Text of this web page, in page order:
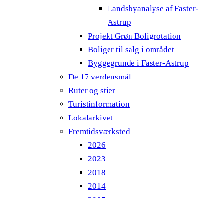
Landsbyanalyse af Faster-
Astrup
Projekt Grøn Boligrotation
Boliger til salg i området
Byggegrunde i Faster-Astrup
De 17 verdensmål
Ruter og stier
Turistinformation
Lokalarkivet
Fremtidsværksted
2026
2023
2018
2014